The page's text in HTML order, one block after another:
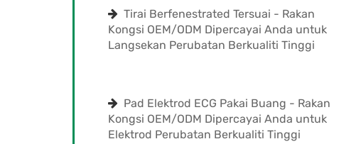
Tirai Berfenestrated Tersuai - Rakan
Kongsi OEM/ODM Dipercayai Anda untuk
Langsekan Perubatan Berkualiti Tinggi
Pad Elektrod ECG Pakai Buang - Rakan
Kongsi OEM/ODM Dipercayai Anda untuk
Elektrod Perubatan Berkualiti Tinggi